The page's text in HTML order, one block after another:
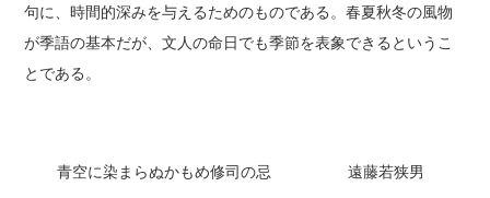
句に、時間的深みを与えるためのものである。春夏秋冬の風物
が季語の基本だが、文人の命日でも季節を表象できるというこ
とである。
青空に染まらぬかもめ修司の忌 遠藤若狭男